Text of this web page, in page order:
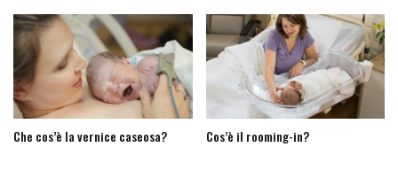
Che cos’è la vernice caseosa? Cos’è il rooming-in?